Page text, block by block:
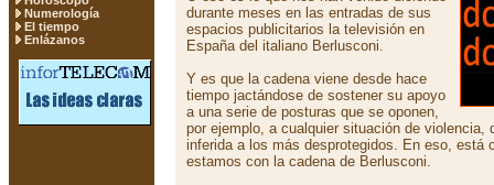
Numerología
El tiempo
Enlázanos
durante meses en las entradas de sus
espacios publicitarios la televisión en
España del italiano Berlusconi.
Y es que la cadena viene desde hace
tiempo jactándose de sostener su apoyo
a una serie de posturas que se oponen,
por ejemplo, a cualquier situación de violencia,
inferida a los más desprotegidos. En eso, está
estamos con la cadena de Berlusconi.